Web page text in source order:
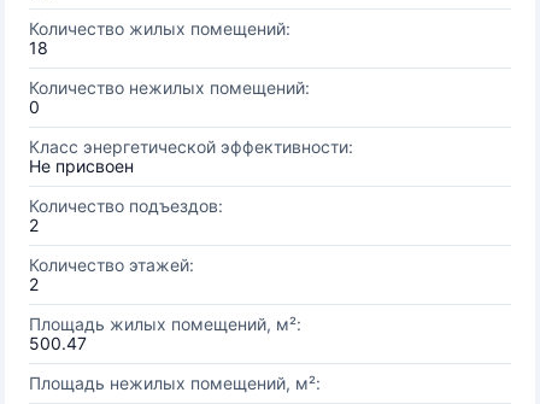
Количество жилых помещений:
18
Количество нежилых помещений:
0
Класс энергетической эффективности:
Не присвоен
Количество подъездов:
2
Количество этажей:
2
Площадь жилых помещений, м²:
500.47
Площадь нежилых помещений, м²: